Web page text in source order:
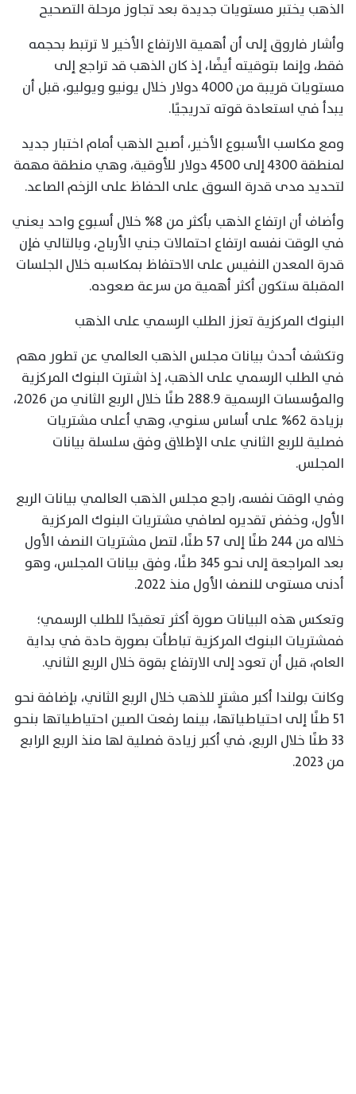
الذهب يختبر مستويات جديدة بعد تجاوز مرحلة التصحيح
وأشار فاروق إلى أن أهمية الارتفاع الأخير لا ترتبط بحجمه
فقط، وإنما بتوقيته أيضًا، إذ كان الذهب قد تراجع إلى
مستويات قريبة من 4000 دولار خلال يونيو ويوليو، قبل أن
يبدأ في استعادة قوته تدريجيًا.
ومع مكاسب الأسبوع الأخير، أصبح الذهب أمام اختبار جديد
لمنطقة 4300 إلى 4500 دولار للأوقية، وهي منطقة مهمة
لتحديد مدى قدرة السوق على الحفاظ على الزخم الصاعد.
وأضاف أن ارتفاع الذهب بأكثر من 8% خلال أسبوع واحد يعني
في الوقت نفسه ارتفاع احتمالات جني الأرباح، وبالتالي فإن
قدرة المعدن النفيس على الاحتفاظ بمكاسبه خلال الجلسات
المقبلة ستكون أكثر أهمية من سرعة صعوده.
البنوك المركزية تعزز الطلب الرسمي على الذهب
وتكشف أحدث بيانات مجلس الذهب العالمي عن تطور مهم
في الطلب الرسمي على الذهب، إذ اشترت البنوك المركزية
والمؤسسات الرسمية 288.9 طنًا خلال الربع الثاني من 2026،
بزيادة 62% على أساس سنوي، وهي أعلى مشتريات
فصلية للربع الثاني على الإطلاق وفق سلسلة بيانات
المجلس.
وفي الوقت نفسه، راجع مجلس الذهب العالمي بيانات الربع
الأول، وخفض تقديره لصافي مشتريات البنوك المركزية
خلاله من 244 طنًا إلى 57 طنًا، لتصل مشتريات النصف الأول
بعد المراجعة إلى نحو 345 طنًا، وفق بيانات المجلس، وهو
أدنى مستوى للنصف الأول منذ 2022.
وتعكس هذه البيانات صورة أكثر تعقيدًا للطلب الرسمي؛
فمشتريات البنوك المركزية تباطأت بصورة حادة في بداية
العام، قبل أن تعود إلى الارتفاع بقوة خلال الربع الثاني.
وكانت بولندا أكبر مشترٍ للذهب خلال الربع الثاني، بإضافة نحو
51 طنًا إلى احتياطياتها، بينما رفعت الصين احتياطياتها بنحو
33 طنًا خلال الربع، في أكبر زيادة فصلية لها منذ الربع الرابع
من 2023.